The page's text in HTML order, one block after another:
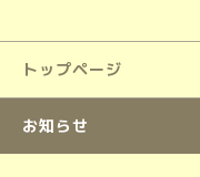
トップページ
お知らせ